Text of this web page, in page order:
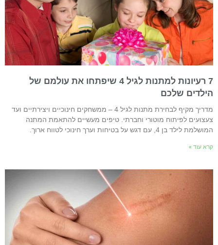
7 רעיונות למתנות לגיל 4 שיפתחו את עולמם של
שלכם
מדריך מקיף לבחירת מתנות לגיל 4 – ממשחקים חינוכיים ויצירתיים ועד
לפיתוח מוטורי וחברתי. טיפים מעשיים להתאמת המתנה
לילד בן 4, עם דגש על בטיחות וערך חינוכי לטווח ארוך.
עוד »